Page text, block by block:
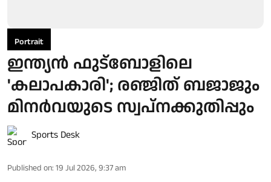
Portrait
ഇന്ത്യന്‍ ഫുട്‌ബോളിലെ
'കലാപകാരി'; രഞ്ജിത് ബജാജും
മിനര്‍വയുടെ സ്വപ്നക്കുതിപ്പും
Sports Desk
Published on: 19 Jul 2026, 9:37 am